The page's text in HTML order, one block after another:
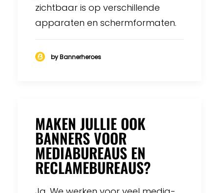
zichtbaar is op verschillende
apparaten en schermformaten.
by Bannerheroes
MAKEN JULLIE OOK
BANNERS VOOR
MEDIABUREAUS EN
RECLAMEBUREAUS?